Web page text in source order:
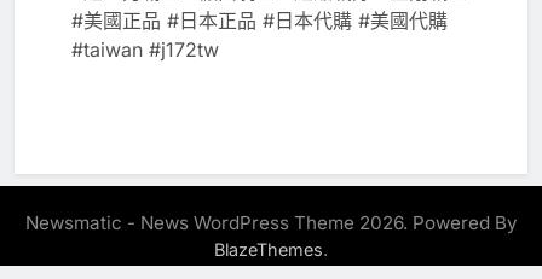
#美國正品 #日本正品 #日本代購 #美國代購
#taiwan #j172tw
Newsmatic - News WordPress Theme 2026. Powered By
BlazeThemes.